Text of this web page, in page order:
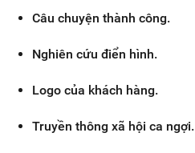
Câu chuyện thành công.
Nghiên cứu điển hình.
Logo của khách hàng.
Truyền thông xã hội ca ngợi.